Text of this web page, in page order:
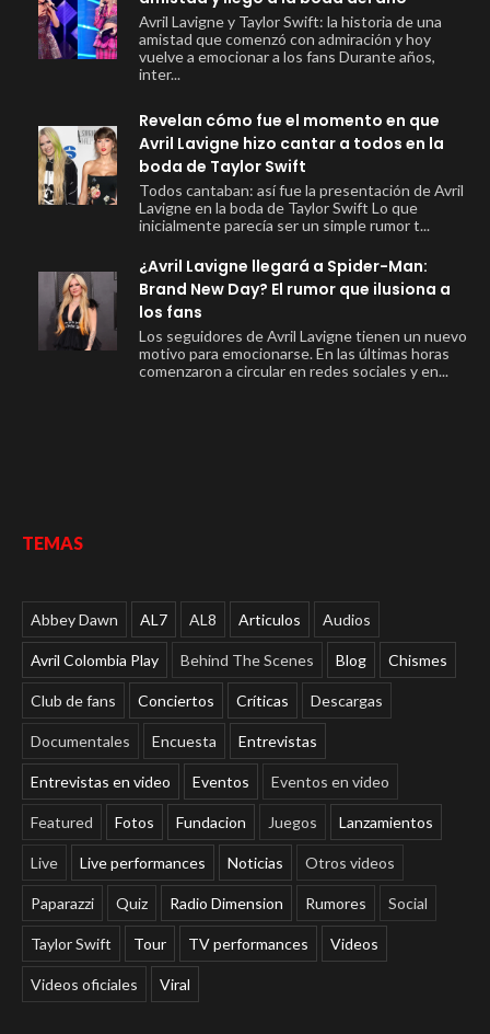
Avril Lavigne y Taylor Swift: la historia de una
amistad que comenzó con admiración y hoy
vuelve a emocionar a los fans Durante años,
inter...
Revelan cómo fue el momento en que
Avril Lavigne hizo cantar a todos en la
boda de Taylor Swift
Todos cantaban: así fue la presentación de Avril
Lavigne en la boda de Taylor Swift Lo que
inicialmente parecía ser un simple rumor t...
¿Avril Lavigne llegará a Spider-Man:
Brand New Day? El rumor que ilusiona a
los fans
Los seguidores de Avril Lavigne tienen un nuevo
motivo para emocionarse. En las últimas horas
comenzaron a circular en redes sociales y en...
TEMAS
Abbey Dawn AL7 AL8 Articulos Audios
Avril Colombia Play Behind The Scenes Blog Chismes
Club de fans Conciertos Críticas Descargas
Documentales Encuesta Entrevistas
Entrevistas en video Eventos Eventos en video
Featured Fotos Fundacion Juegos Lanzamientos
Live Live performances Noticias Otros videos
Paparazzi Quiz Radio Dimension Rumores Social
Taylor Swift Tour TV performances Videos
Videos oficiales Viral